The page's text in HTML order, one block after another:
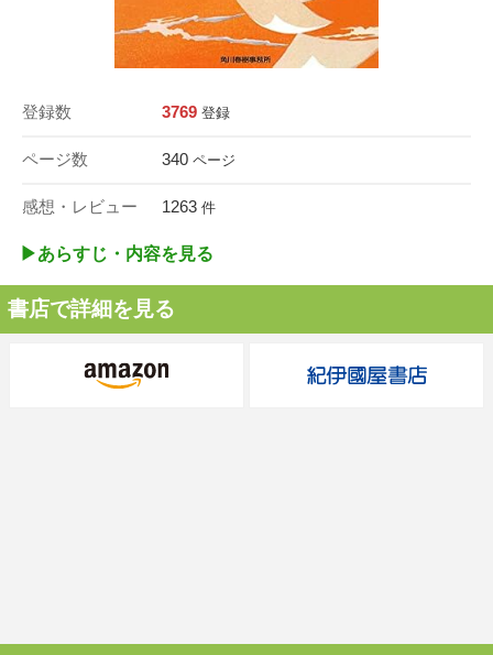
登録数 3769 登録
ページ数 340 ページ
感想・レビュー 1263 件
▶︎あらすじ・内容を見る
書店で詳細を見る